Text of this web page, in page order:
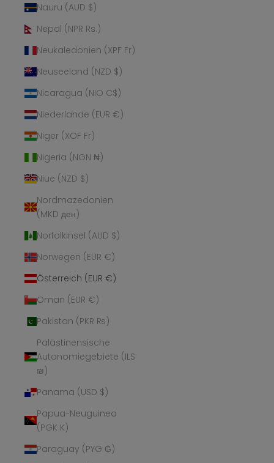
Nauru (AUD $)
Nepal (NPR Rs.)
Neukaledonien (XPF Fr)
Neuseeland (NZD $)
Nicaragua (NIO C$)
Niederlande (EUR €)
Niger (XOF Fr)
Nigeria (NGN ₦)
Niue (NZD $)
Nordmazedonien
(MKD ден)
Norfolkinsel (AUD $)
Norwegen (EUR €)
Österreich (EUR €)
Oman (EUR €)
Pakistan (PKR ₨)
Palästinensische
Autonomiegebiete (ILS
₪)
Panama (USD $)
Papua-Neuguinea
(PGK K)
Paraguay (PYG ₲)